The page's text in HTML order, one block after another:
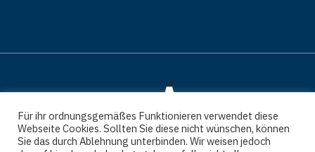
Für ihr ordnungsgemäßes Funktionieren verwendet diese
Webseite Cookies. Sollten Sie diese nicht wünschen, können
Sie das durch Ablehnung unterbinden. Wir weisen jedoch